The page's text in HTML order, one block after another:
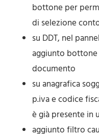
bottone per
di selezione
su DDT, nel
aggiunto
documento
su anagrafica
p.iva e codice
è già presente in
aggiunto filtro